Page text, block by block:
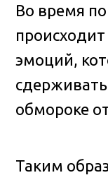
Во время
эмоций,
обмороке
Таким